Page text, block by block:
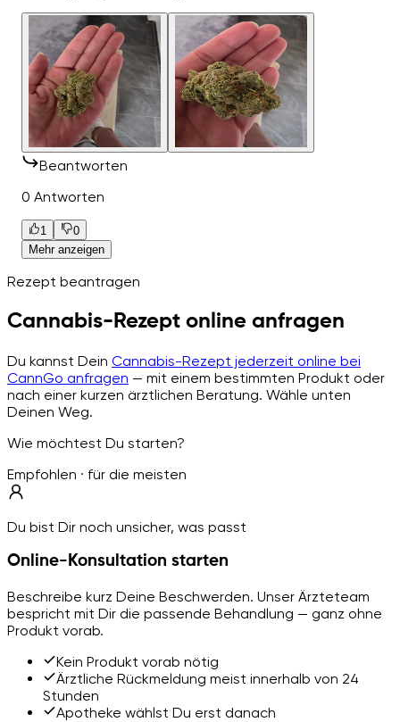
Beantworten
0 Antworten
1
0
Mehr anzeigen
Rezept beantragen
Cannabis-Rezept online anfragen
Du kannst Dein Cannabis-Rezept jederzeit online bei
CannGo anfragen — mit einem bestimmten Produkt oder
nach einer kurzen ärztlichen Beratung. Wähle unten
Deinen Weg.
Wie möchtest Du starten?
Empfohlen · für die meisten
Du bist Dir noch unsicher, was passt
Online-Konsultation starten
Beschreibe kurz Deine Beschwerden. Unser Ärzteteam
bespricht mit Dir die passende Behandlung — ganz ohne
Produkt vorab.
Kein Produkt vorab nötig
Ärztliche Rückmeldung meist innerhalb von 24
Stunden
Apotheke wählst Du erst danach